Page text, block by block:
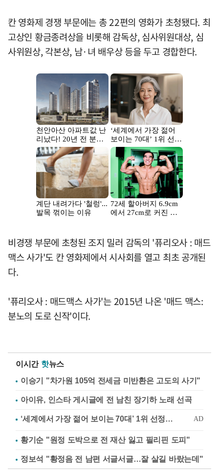
칸 영화제 경쟁 부문에는 총 22편의 영화가 초청됐다. 최
고상인 황금종려상을 비롯해 감독상, 심사위원대상, 심
사위원상, 각본상, 남·녀 배우상 등을 두고 경합한다.
비경쟁 부문에 초청된 조지 밀러 감독의 '퓨리오사 : 매드
맥스 사가'도 칸 영화제에서 시사회를 열고 최초 공개된
다.
'퓨리오사 : 매드맥스 사가'는 2015년 나온 '매드 맥스:
분노의 도로 신작'이다.
이시간 핫뉴스
이승기 "차가원 105억 전세금 미반환은 고도의 사기"
아이유, 인스타 게시글에 전 남친 장기하 노래 선곡
황기순 "원정 도박으로 전 재산 잃고 필리핀 도피"
정보석 "황정음 전 남편 서글서글…잘 살길 바랐는데"